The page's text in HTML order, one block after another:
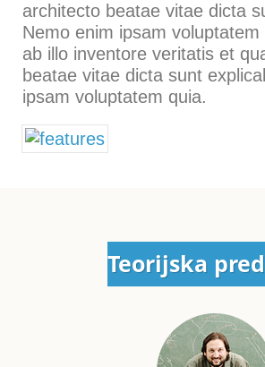
architecto beatae vitae dicta
Nemo enim ipsam
ab illo inventore veritatis et
beatae vitae dicta sunt
ipsam voluptatem quia.
Teorijska